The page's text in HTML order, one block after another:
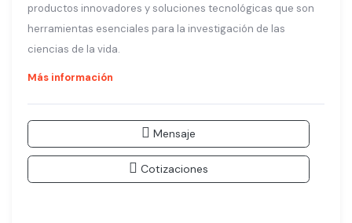
productos innovadores y soluciones tecnológicas que son
herramientas esenciales para la investigación de las
ciencias de la vida.
Más información
Mensaje
Cotizaciones